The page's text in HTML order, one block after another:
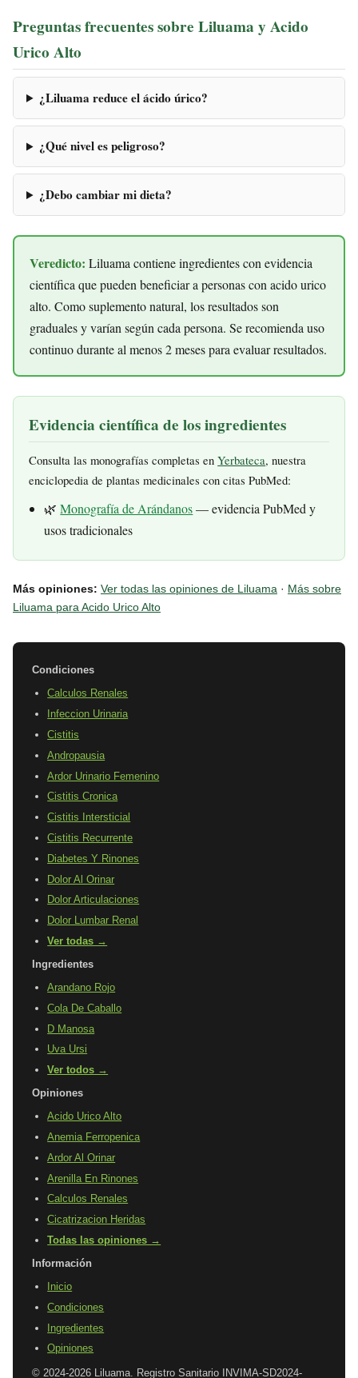
Preguntas frecuentes sobre Liluama y Acido
Urico Alto
¿Liluama reduce el ácido úrico?
¿Qué nivel es peligroso?
¿Debo cambiar mi dieta?
Veredicto: Liluama contiene ingredientes con evidencia
científica que pueden beneficiar a personas con acido urico
alto. Como suplemento natural, los resultados son
graduales y varían según cada persona. Se recomienda uso
continuo durante al menos 2 meses para evaluar resultados.
Evidencia científica de los ingredientes
Consulta las monografías completas enYerbateca, nuestra
enciclopedia de plantas medicinales con citas PubMed:
🌿Monografía de Arándanos— evidencia PubMed y
usos tradicionales
Más opiniones: Ver todas las opiniones de Liluama · Más sobre
Liluama para Acido Urico Alto
Condiciones
Calculos Renales
Infeccion Urinaria
Cistitis
Andropausia
Ardor Urinario Femenino
Cistitis Cronica
Cistitis Intersticial
Cistitis Recurrente
Diabetes Y Rinones
Dolor Al Orinar
Dolor Articulaciones
Dolor Lumbar Renal
Ver todas →
Ingredientes
Arandano Rojo
Cola De Caballo
D Manosa
Uva Ursi
Ver todos →
Opiniones
Acido Urico Alto
Anemia Ferropenica
Ardor Al Orinar
Arenilla En Rinones
Calculos Renales
Cicatrizacion Heridas
Todas las opiniones →
Información
Inicio
Condiciones
Ingredientes
Opiniones
© 2024-2026 Liluama. Registro Sanitario INVIMA-SD2024-